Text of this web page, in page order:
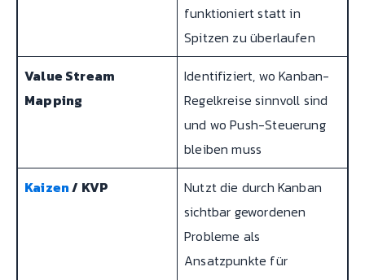
funktioniert statt in
Spitzen zu überlaufen
Value Stream
Mapping
Identifiziert, wo Kanban-
Regelkreise sinnvoll sind
und wo Push-Steuerung
bleiben muss
Kaizen/ KVP
Nutzt die durch Kanban
sichtbar gewordenen
Probleme als
Ansatzpunkte für